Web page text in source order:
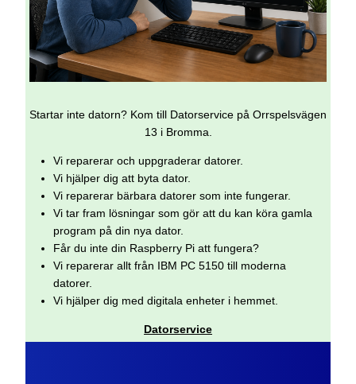
Startar inte datorn? Kom till Datorservice på Orrspelsvägen
13 i Bromma.
Vi reparerar och uppgraderar datorer.
Vi hjälper dig att byta dator.
Vi reparerar bärbara datorer som inte fungerar.
Vi tar fram lösningar som gör att du kan köra gamla
program på din nya dator.
Får du inte din Raspberry Pi att fungera?
Vi reparerar allt från IBM PC 5150 till moderna
datorer.
Vi hjälper dig med digitala enheter i hemmet.
Datorservice